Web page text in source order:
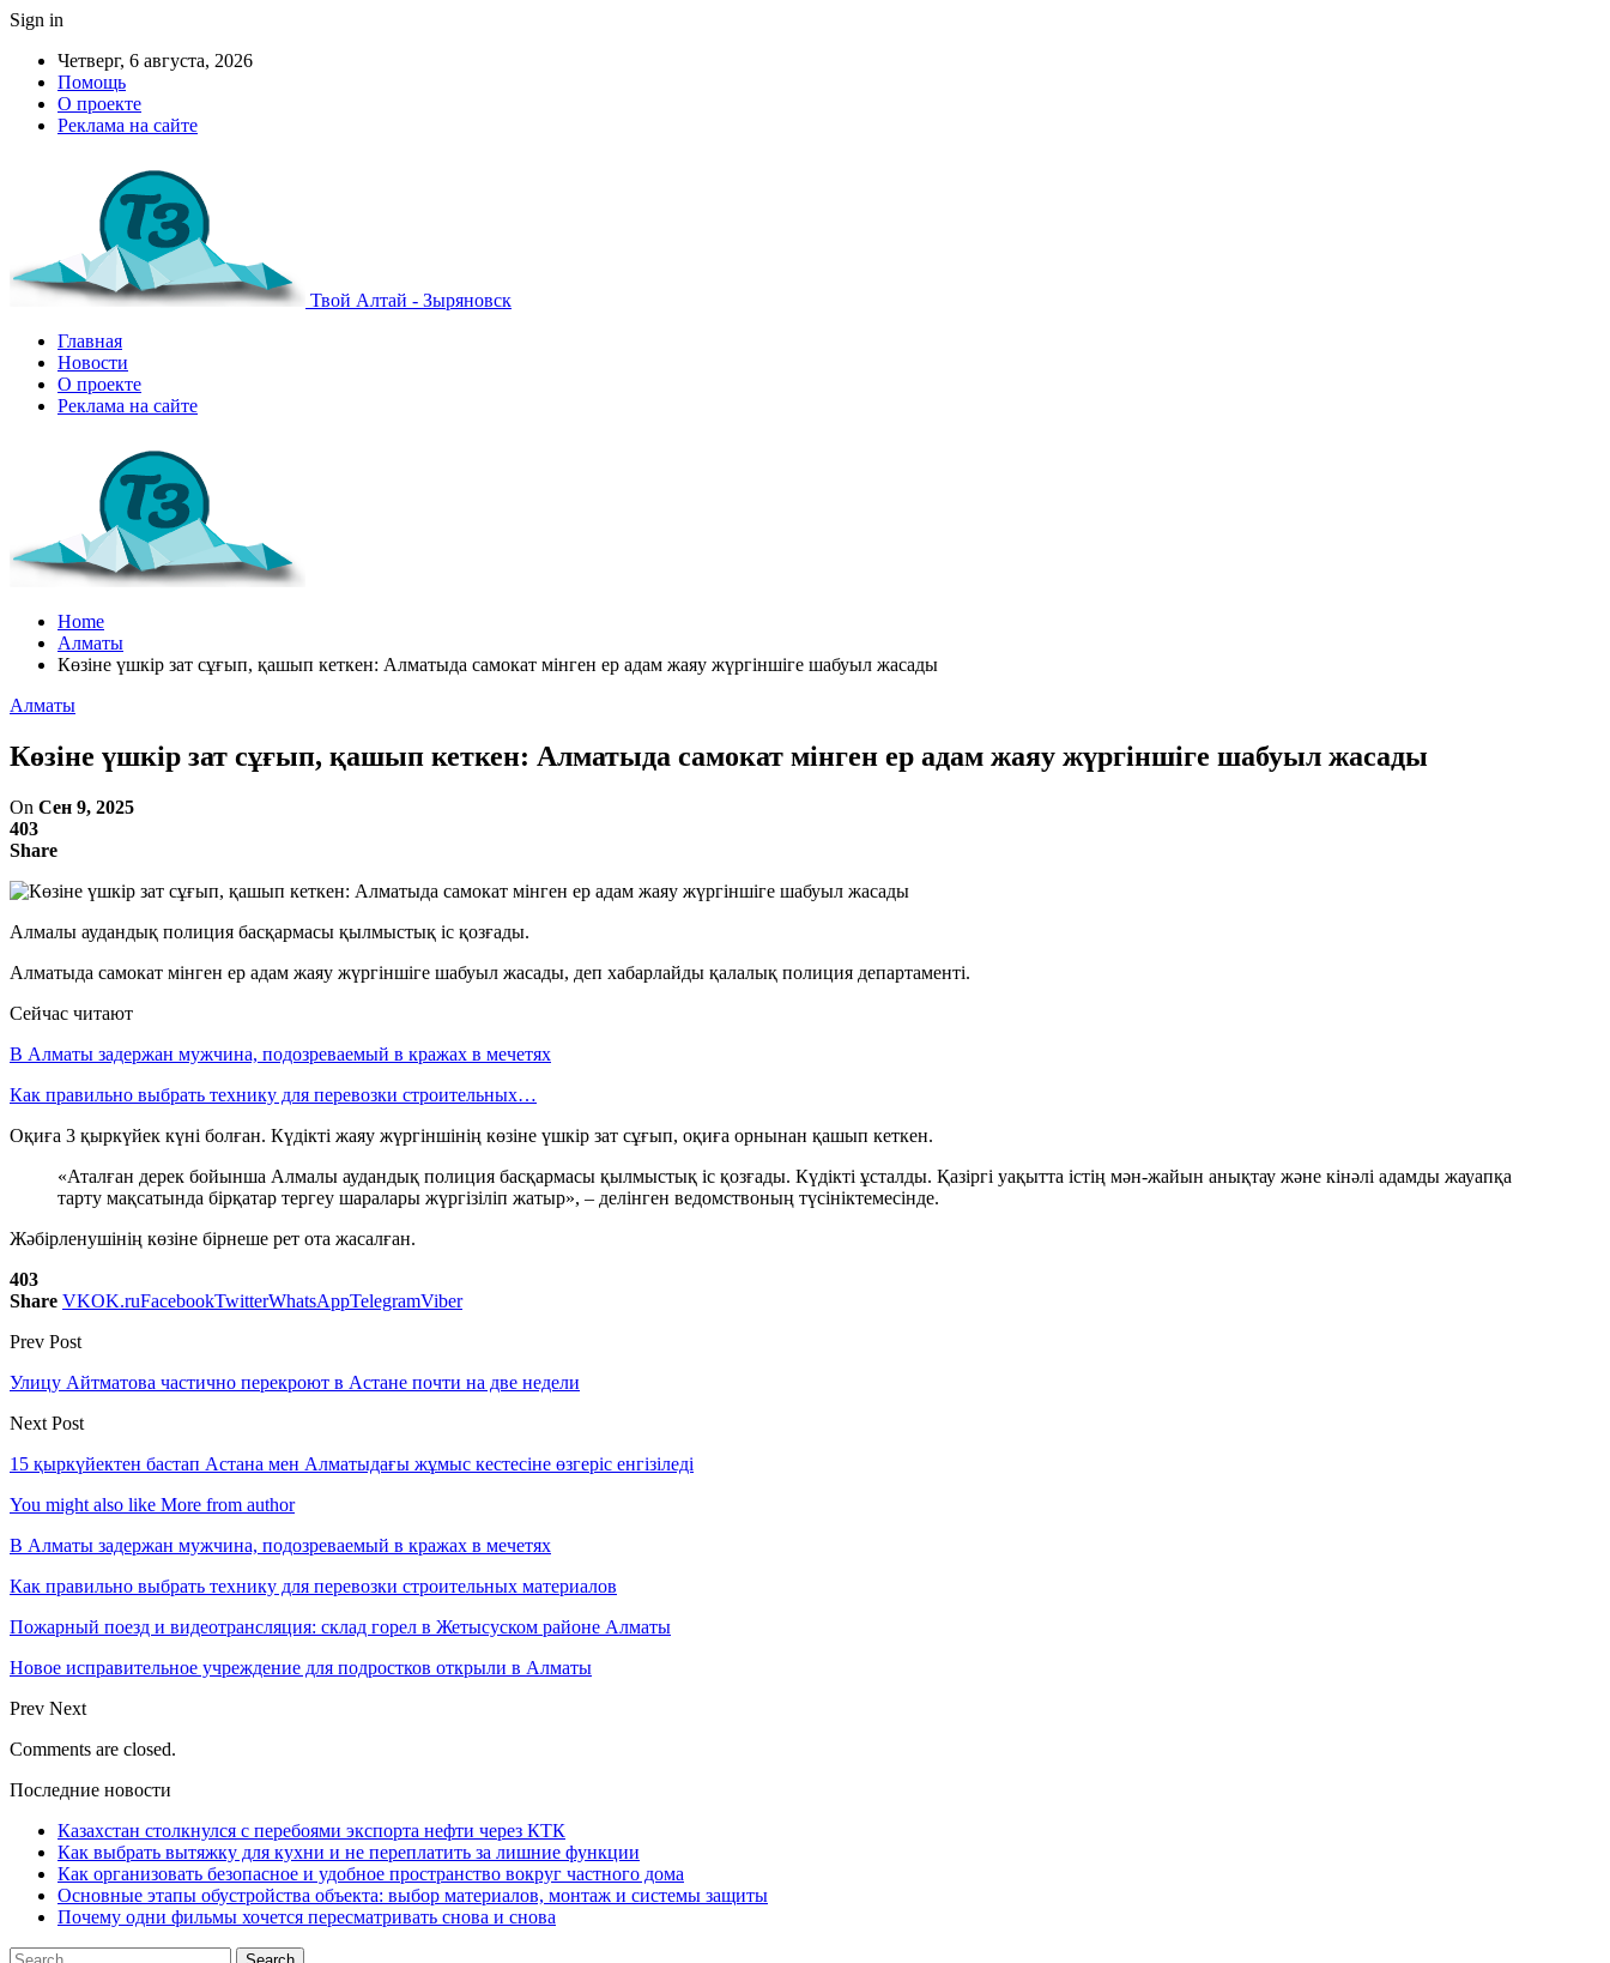
Sign in
Четверг, 6 августа, 2026
Помощь
О проекте
Реклама на сайте
Твой Алтай - Зыряновск
Главная
Новости
О проекте
Реклама на сайте
Home
Алматы
Көзіне үшкір зат сұғып, қашып кеткен: Алматыда самокат мінген ер адам жаяу жүргіншіге шабуыл жасады
Алматы
Көзіне үшкір зат сұғып, қашып кеткен: Алматыда самокат мінген ер адам жаяу жүргіншіге шабуыл жасады
On Сен 9, 2025
403
Share
Алмалы аудандық полиция басқармасы қылмыстық іс қозғады.
Алматыда самокат мінген ер адам жаяу жүргіншіге шабуыл жасады, деп хабарлайды қалалық полиция департаменті.
Сейчас читают
В Алматы задержан мужчина, подозреваемый в кражах в мечетях
Как правильно выбрать технику для перевозки строительных…
Оқиға 3 қыркүйек күні болған. Күдікті жаяу жүргіншінің көзіне үшкір зат сұғып, оқиға орнынан қашып кеткен.
«Аталған дерек бойынша Алмалы аудандық полиция басқармасы қылмыстық іс қозғады. Күдікті ұсталды. Қазіргі уақытта істің мән-жайын анықтау және кінәлі адамды жауапқа
тарту мақсатында бірқатар тергеу шаралары жүргізіліп жатыр», – делінген ведомствоның түсініктемесінде.
Жәбірленушінің көзіне бірнеше рет ота жасалған.
403
Share VKOK.ruFacebookTwitterWhatsAppTelegramViber
Prev Post
Улицу Айтматова частично перекроют в Астане почти на две недели
Next Post
15 қыркүйектен бастап Астана мен Алматыдағы жұмыс кестесіне өзгеріс енгізіледі
You might also like More from author
В Алматы задержан мужчина, подозреваемый в кражах в мечетях
Как правильно выбрать технику для перевозки строительных материалов
Пожарный поезд и видеотрансляция: склад горел в Жетысуском районе Алматы
Новое исправительное учреждение для подростков открыли в Алматы
Prev Next
Comments are closed.
Последние новости
Казахстан столкнулся с перебоями экспорта нефти через КТК
Как выбрать вытяжку для кухни и не переплатить за лишние функции
Как организовать безопасное и удобное пространство вокруг частного дома
Основные этапы обустройства объекта: выбор материалов, монтаж и системы защиты
Почему одни фильмы хочется пересматривать снова и снова